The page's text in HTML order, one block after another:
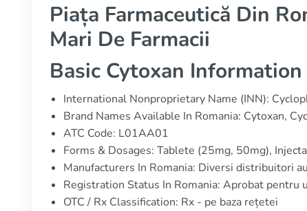
Piața Farmaceutică Din
Mari De Farmacii
Basic Cytoxan Information
International Nonproprietary Name (INN):
Brand Names Available In Romania: Cytoxan,
ATC Code: L01AA01
Forms & Dosages: Tablete (25mg, 50mg),
Manufacturers In Romania: Diversi distribuitori
Registration Status In Romania: Aprobat pentru
OTC / Rx Classification: Rx - pe baza rețetei